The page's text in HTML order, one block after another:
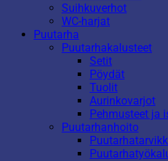
Suihkuverhot
WC-harjat
Puutarha
Puutarhakalusteet
Setit
Pöydät
Tuolit
Aurinkovarjot
Pehmusteet ja
Puutarhanhoito